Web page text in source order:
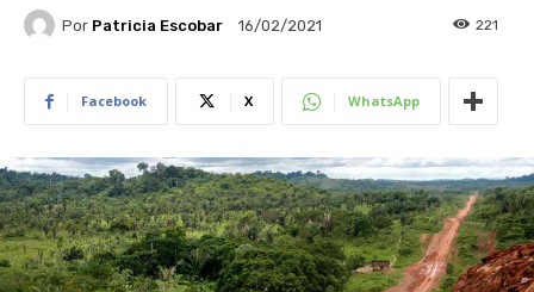
Por Patricia Escobar 16/02/2021 221
Facebook X WhatsApp